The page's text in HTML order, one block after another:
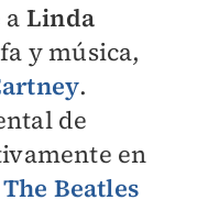
Linda
y música,
.
de
en
The Beatles